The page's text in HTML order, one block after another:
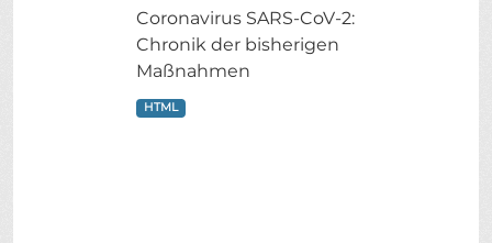
Coronavirus SARS-CoV-2:
Chronik der bisherigen
Maßnahmen
HTML